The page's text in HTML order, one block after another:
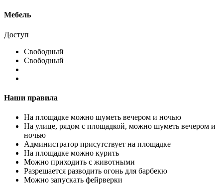
Мебель
Доступ
Свободный
Свободный
Наши правила
На площадке можно шуметь вечером и ночью
На улице, рядом с площадкой, можно шуметь вечером и
ночью
Администратор присутствует на площадке
На площадке можно курить
Можно приходить с животными
Разрешается разводить огонь для барбекю
Можно запускать фейрверки